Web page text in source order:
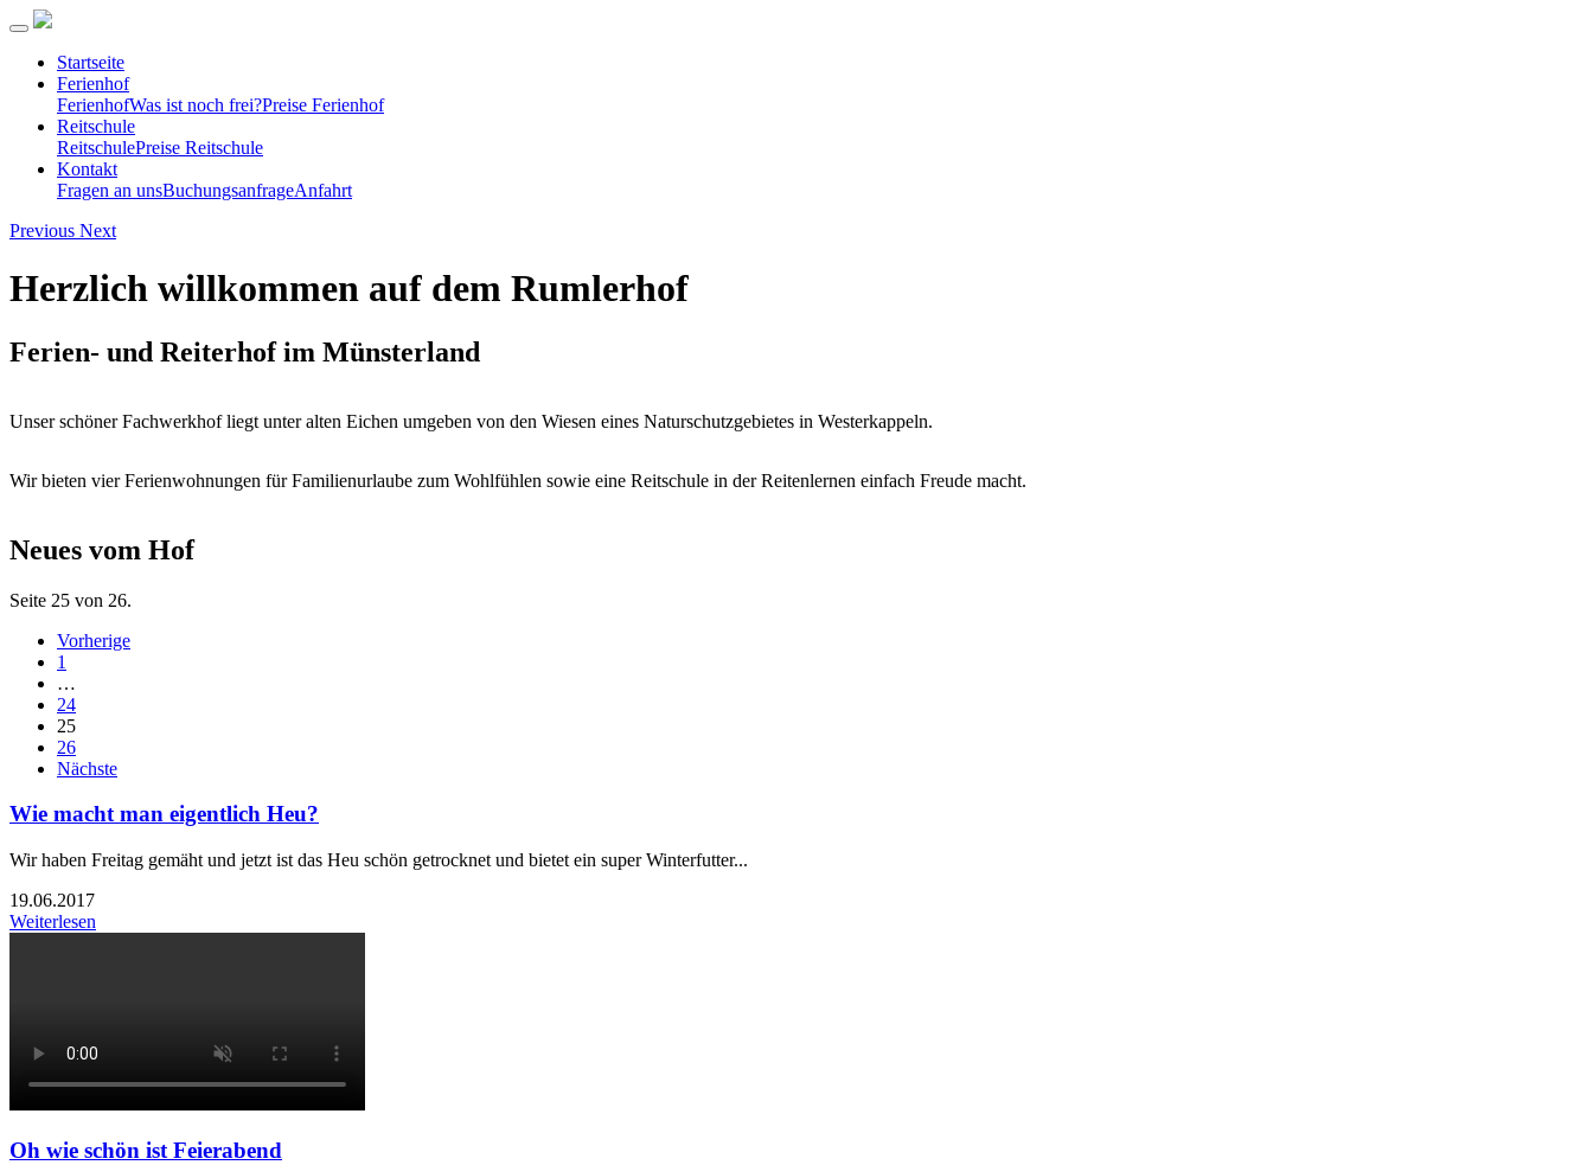
Startseite
Ferienhof
FerienhofWas ist noch frei?Preise Ferienhof
Reitschule
ReitschulePreise Reitschule
Kontakt
Fragen an unsBuchungsanfrageAnfahrt
Previous Next
Herzlich willkommen auf dem Rumlerhof
Ferien- und Reiterhof im Münsterland
Unser schöner Fachwerkhof liegt unter alten Eichen umgeben von den Wiesen eines Naturschutzgebietes in Westerkappeln.
Wir bieten vier Ferienwohnungen für Familienurlaube zum Wohlfühlen sowie eine Reitschule in der Reitenlernen einfach Freude macht.
Neues vom Hof
Seite 25 von 26.
Vorherige
1
…
24
25
26
Nächste
Wie macht man eigentlich Heu?
Wir haben Freitag gemäht und jetzt ist das Heu schön getrocknet und bietet ein super Winterfutter...
19.06.2017
Weiterlesen
Oh wie schön ist Feierabend